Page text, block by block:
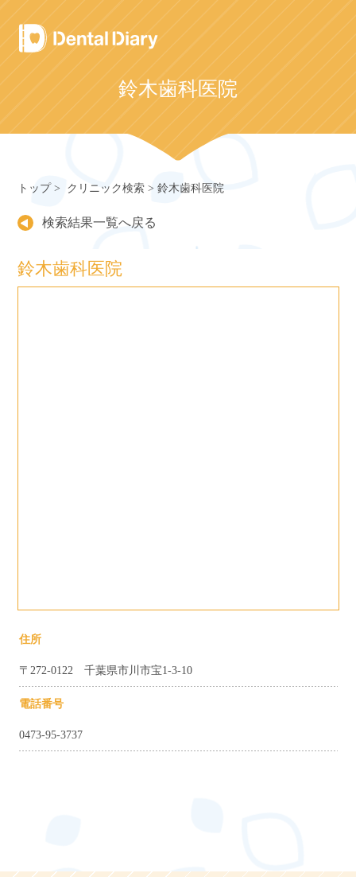
Skip
to
content
鈴木歯科医院
トップ クリニック検索 鈴木歯科医院
検索結果一覧へ戻る
鈴木歯科医院
住所
〒272-0122 千葉県市川市宝1-3-10
電話番号
0473-95-3737